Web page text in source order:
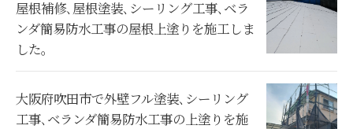
屋根補修､屋根塗装､シーリング工事､ベラ
ンダ簡易防水工事の屋根上塗りを施工しま
した。
大阪府吹田市で外壁フル塗装､シーリング
工事､ベランダ簡易防水工事の上塗りを施